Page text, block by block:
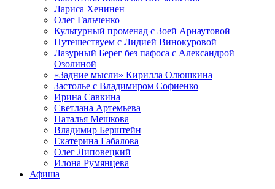
Лариса Хенинен
Олег Гальченко
Культурный променад с Зоей Арнаутовой
Путешествуем с Лидией Винокуровой
Лазурный Берег без пафоса с Александрой
Озолиной
«Задние мысли» Кирилла Олюшкина
Застолье с Владимиром Софиенко
Ирина Савкина
Светлана Артемьева
Наталья Мешкова
Владимир Берштейн
Екатерина Габалова
Олег Липовецкий
Илона Румянцева
Афиша